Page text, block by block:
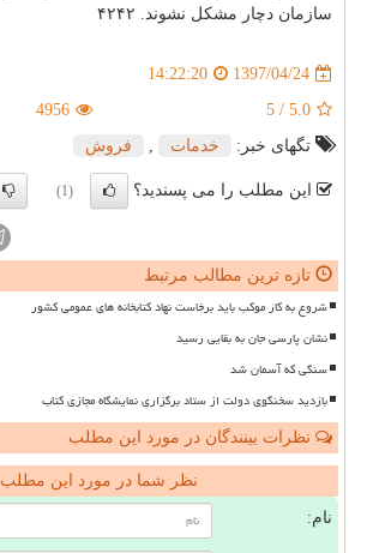
سازمان دچار مشكل نشوند. ۴۲۴۲
1397/04/24
14:22:20
5.0
/
5
4956
تگهای خبر:
خدمات , فروش
این مطلب را می پسندید؟ (1)
تازه ترین مطالب مرتبط
شروع به کار موکب باید برخاست نهاد کتابخانه های عمومی کشور
نشان پارسی جان به بقایی رسید
سنگی که آسمان شد
بازدید سخنگوی دولت از ستاد برگزاری نمایشگاه مجازی کتاب
نظرات بینندگان در مورد این مطلب
نظر شما در مورد این مطلب
نام: